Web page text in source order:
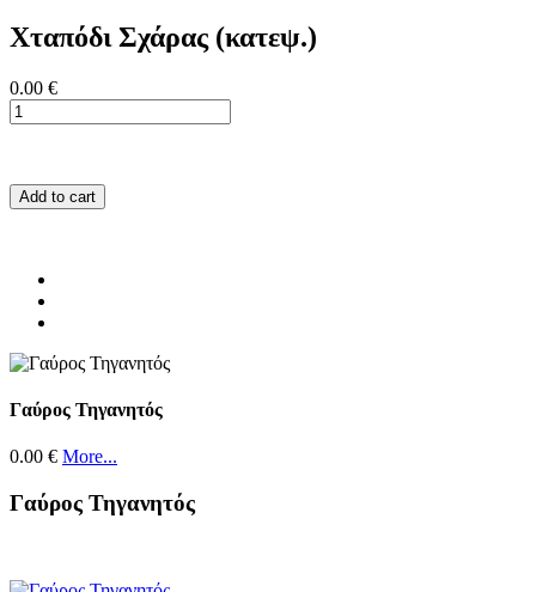
Χταπόδι Σχάρας (κατεψ.)
0.00 €
Add to cart
Γαύρος Τηγανητός
0.00 € More...
Γαύρος Τηγανητός